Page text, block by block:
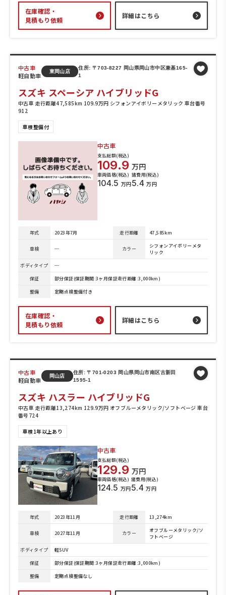
在庫確認・
見積もり依頼
詳細はこちら
中古車
軽自動車
東岡山店
住所: 〒703-8227 岡山県岡山市中区兼基165-
1
スズキ スペーシア ハイブリッドG
中古車 走行距離47,585km 109.9万円 シフォンアイボリーメタリック 車台番号
912
車検整備付
中古車
支払総額(税込)
109.9 万円
車両価格(税込)
104.5 万円
諸費用(税込)
5.4 万円
年式 2023年7月 走行距離 47,585km
車検 ─ カラー
シフォンアイボリーメタ
リック
ボディタイプ
─
保証
部分保証(保証期間:3ヶ月保証走行距離:3,000km)
整備
定期点検整備付き
在庫確認・
見積もり依頼
詳細はこちら
中古車
軽自動車
岡山店
住所: 〒701-0203 岡山県岡山市南区古新田
1595-1
スズキ ハスラー ハイブリッドG
中古車 走行距離13,274km 129.9万円 オフブルーメタリック/ソフトベージ 車台
番号724
車検1年以上あり
中古車
支払総額(税込)
129.9 万円
車両価格(税込)
124.5 万円
諸費用(税込)
5.4 万円
年式 2023年11月 走行距離 13,274km
車検 2027年11月 カラー
オフブルーメタリック/ソ
フトベージ
ボディタイプ
軽SUV
保証
部分保証(保証期間:3ヶ月保証走行距離:3,000km)
整備
定期点検整備なし